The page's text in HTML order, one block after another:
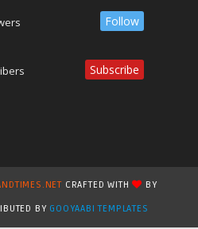
Follow
Subscribe
CRAFTED WITH
BY
BY GOOYAABI TEMPLATES